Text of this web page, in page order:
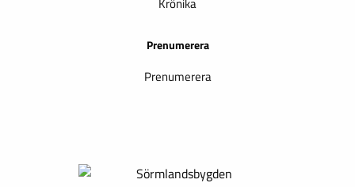
Krönika
Prenumerera
Prenumerera